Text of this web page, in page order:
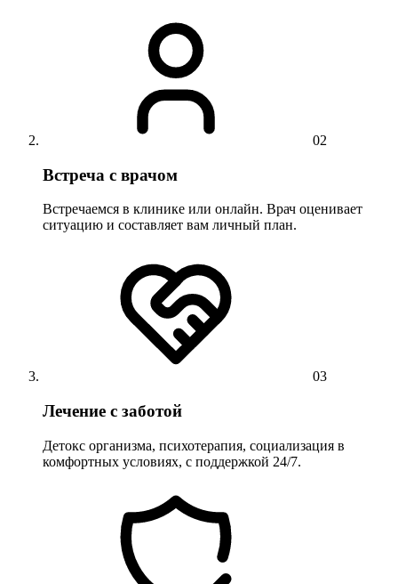
02
Встреча с врачом
Встречаемся в клинике или онлайн. Врач оценивает
ситуацию и составляет вам личный план.
03
Лечение с заботой
Детокс организма, психотерапия, социализация в
комфортных условиях, с поддержкой 24/7.